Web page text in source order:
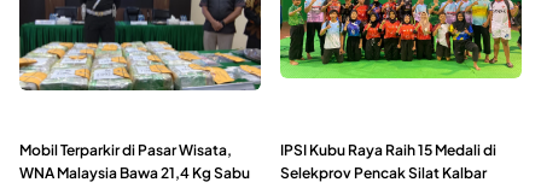
Mobil Terparkir di Pasar Wisata,
WNA Malaysia Bawa 21,4 Kg Sabu
IPSI Kubu Raya Raih 15 Medali di
Selekprov Pencak Silat Kalbar